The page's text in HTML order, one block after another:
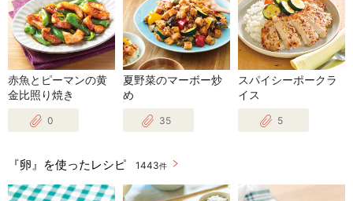
赤魚とピーマンの黄
金比照り焼き
0
夏野菜のマーボー炒
め
35
スパイシーポークラ
イス
5
『卵』を使ったレシピ 1443件